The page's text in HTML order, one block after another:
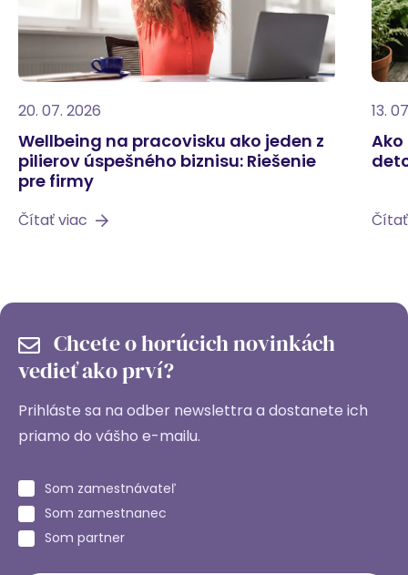
20. 07. 2026
Wellbeing na pracovisku ako jeden z
pilierov úspešného biznisu: Riešenie
pre firmy
Čítať viac
13.
Chcete o horúcich novinkách
vedieť ako prví?
Prihláste sa na odber newslettra a dostanete ich
priamo do vášho e-mailu.
Som zamestnávateľ
Som zamestnanec
Som partner